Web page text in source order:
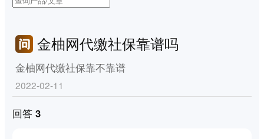
金柚网代缴社保靠谱吗
金柚网代缴社保靠不靠谱
2022-02-11
回答 3